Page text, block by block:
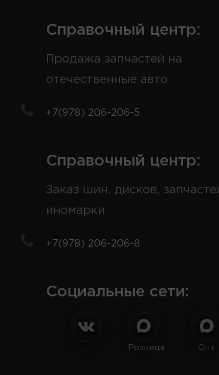
Справочный центр:
Продажа запчастей на
отечественные авто
+7(978) 206-206-5
Справочный центр:
Заказ шин, дисков,
иномарки
+7(978) 206-206-8
Социальные сети:
Розница Опт